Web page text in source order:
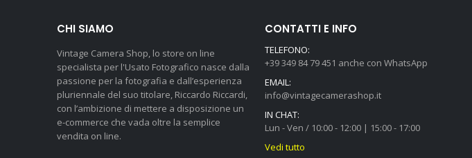
CHI SIAMO
Vintage Camera Shop, lo store on line
specialista per l'Usato Fotografico nasce dalla
passione per la fotografia e dall’esperienza
pluriennale del suo titolare, Riccardo Riccardi,
con l’ambizione di mettere a disposizione un
e-commerce che vada oltre la semplice
vendita on line.
CONTATTI E INFO
TELEFONO:
+39 349 84 79 451 anche con WhatsApp
EMAIL:
info@vintagecamerashop.it
IN CHAT:
Lun - Ven / 10:00 - 12:00 | 15:00 - 17:00
Vedi tutto